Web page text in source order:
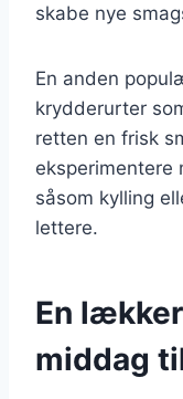
skabe nye
En anden
krydderurter
retten en frisk
eksperimentere
såsom kylling
lettere.
En
middag